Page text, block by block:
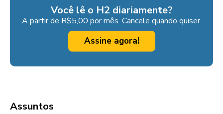
Você lê o H2 diariamente?
A partir de R$5,00 por mês. Cancele quando quiser.
Assine agora!
Assuntos